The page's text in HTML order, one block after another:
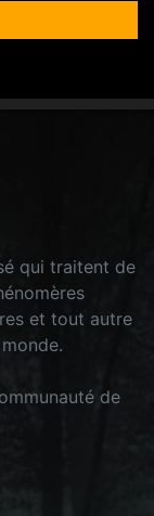
qui traitent de
et tout autre
de